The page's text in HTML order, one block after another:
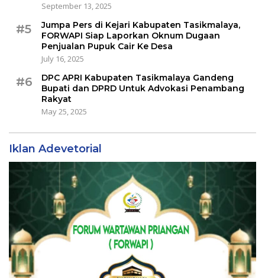
September 13, 2025
#5
Jumpa Pers di Kejari Kabupaten Tasikmalaya,
FORWAPI Siap Laporkan Oknum Dugaan
Penjualan Pupuk Cair Ke Desa
July 16, 2025
#6
DPC APRI Kabupaten Tasikmalaya Gandeng
Bupati dan DPRD Untuk Advokasi Penambang
Rakyat
May 25, 2025
Iklan Adevetorial